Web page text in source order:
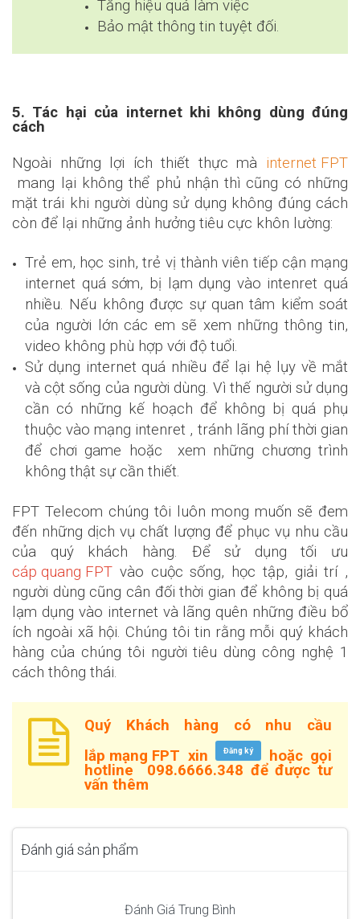
Tăng hiệu quả làm việc
Bảo mật thông tin tuyệt đối.
5. Tác hại của internet khi không dùng đúng
cách
Ngoài những lợi ích thiết thực mà internet FPT
mang lại không thể phủ nhận thì cũng có những
mặt trái khi người dùng sử dụng không đúng cách
còn để lại những ảnh hưởng tiêu cực khôn lường:
Trẻ em, học sinh, trẻ vị thành viên tiếp cận mạng
internet quá sớm, bị lạm dụng vào intenret quá
nhiều. Nếu không được sự quan tâm kiểm soát
của người lớn các em sẽ xem những thông tin,
video không phù hợp với độ tuổi.
Sử dụng internet quá nhiều để lại hệ lụy về mắt
và cột sống của người dùng. Vì thế người sử dụng
cần có những kế hoạch để không bị quá phụ
thuộc vào mạng intenret , tránh lãng phí thời gian
để chơi game hoặc xem những chương trình
không thật sự cần thiết.
FPT Telecom chúng tôi luôn mong muốn sẽ đem
đến những dịch vụ chất lượng để phục vụ nhu cầu
của quý khách hàng. Để sử dụng tối ưu
cáp quang FPT vào cuộc sống, học tập, giải trí ,
người dùng cũng cân đối thời gian để không bị quá
lạm dụng vào internet và lãng quên những điều bổ
ích ngoài xã hội. Chúng tôi tin rằng mỗi quý khách
hàng của chúng tôi người tiêu dùng công nghệ 1
cách thông thái.
Quý Khách hàng có nhu cầu
lắp mạng FPT xin Đăng ký
hoặc gọi
hotline 098.6666.348 để được tư
vấn thêm
Đánh giá sản phẩm
Đánh Giá Trung Bình